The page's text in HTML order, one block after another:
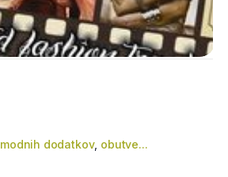
modnih dodatkov, obutve...